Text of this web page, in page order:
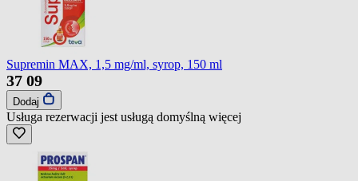
Supremin MAX, 1,5 mg/ml, syrop, 150 ml
37 09
Dodaj
Usługa rezerwacji jest usługą domyślną więcej